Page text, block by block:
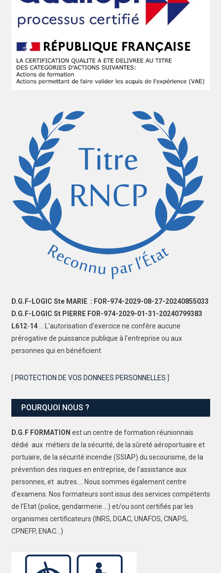
D.G.F-LOGIC Ste MARIE : FOR-974-2029-08-27-20240855033
D.G.F-LOGIC St PIERRE FOR-974-2029-01-31-20240799383
L612-14... L'autorisation d'exercice ne confère aucune
prérogative de puissance publique à l'entreprise ou aux
personnes qui en bénéficient
[ PROTECTION DE VOS DONNEES PERSONNELLES
POURQUOI NOUS ?
D.G.F FORMATION est un centre de formation réunionnais
dédié aux métiers de la sécurité, de la sûreté aéroportuaire et
portuaire, de la sécurité incendie (SSIAP) du secourisme, de la
prévention des risques en entreprise, de l’assistance aux
personnes, et autres…. Nous sommes également centre
d’examens. Nos formateurs sont issus des services compétents
de l’Etat (police, gendarmerie….) et/ou sont certifiés par les
organismes certificateurs (INRS, DGAC, UNAFOS, CNAPS,
CPNEFP, ENAC…)